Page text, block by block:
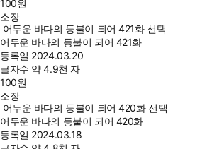
100원
소장
어두운 바다의 등불이 되어 421화 선택
어두운 바다의 등불이 되어 421화
등록일 2024.03.20
글자수 약 4.9천 자
100원
소장
어두운 바다의 등불이 되어 420화 선택
어두운 바다의 등불이 되어 420화
등록일 2024.03.18